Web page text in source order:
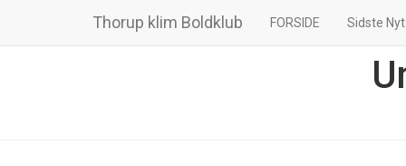
Thorup klim Boldklub FORSIDE Sidste Nyt